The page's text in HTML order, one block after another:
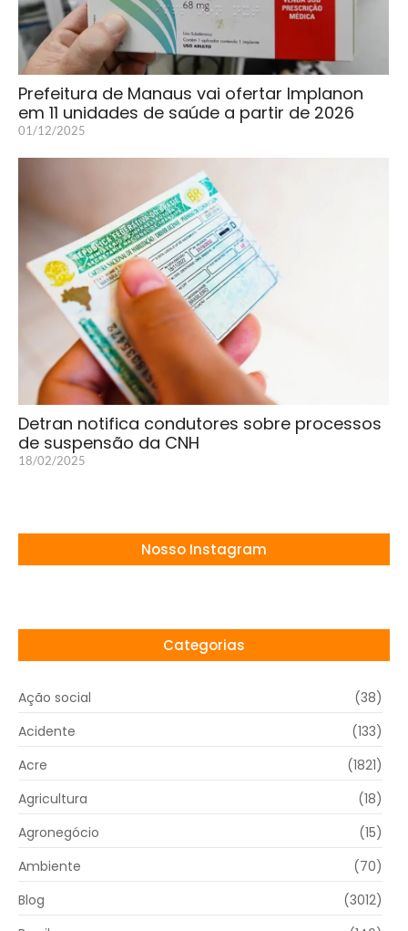
Prefeitura de Manaus vai ofertar Implanon
em 11 unidades de saúde a partir de 2026
01/12/2025
Detran notifica condutores sobre processos
de suspensão da CNH
18/02/2025
Nosso Instagram
Categorias
Ação social
(38)
Acidente
(133)
Acre
(1821)
Agricultura
(18)
Agronegócio
(15)
Ambiente
(70)
Blog
(3012)